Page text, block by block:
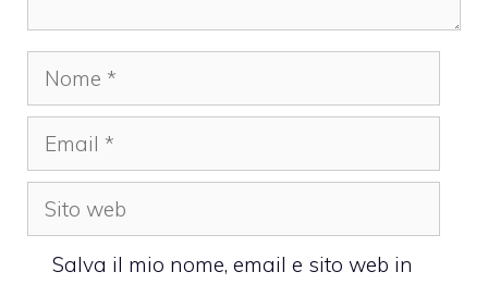
Nome
Email
Sito
web
Salva il mio nome, email e sito web in